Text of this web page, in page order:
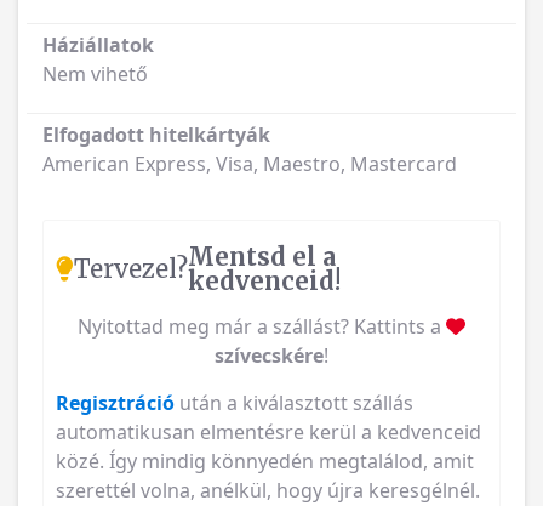
Háziállatok
Nem vihető
Elfogadott hitelkártyák
American Express, Visa, Maestro, Mastercard
Tervezel?Mentsd el a
kedvenceid!
Nyitottad meg már a szállást? Kattints a
szívecskére!
Regisztráció után a kiválasztott szállás
automatikusan elmentésre kerül a kedvenceid
közé. Így mindig könnyedén megtalálod, amit
szerettél volna, anélkül, hogy újra keresgélnél.